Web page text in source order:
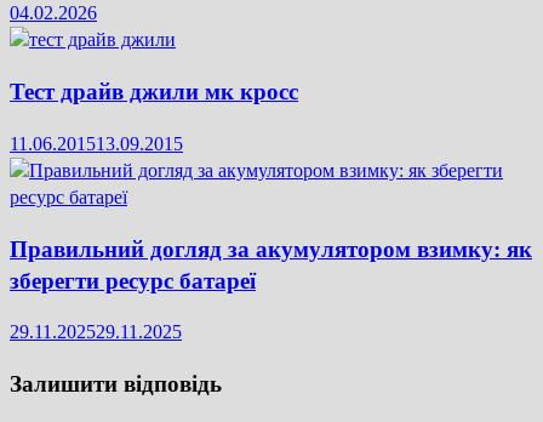
04.02.2026
Тест драйв джили мк кросс
11.06.201513.09.2015
Правильний догляд за акумулятором взимку: як
зберегти ресурс батареї
29.11.202529.11.2025
Залишити відповідь